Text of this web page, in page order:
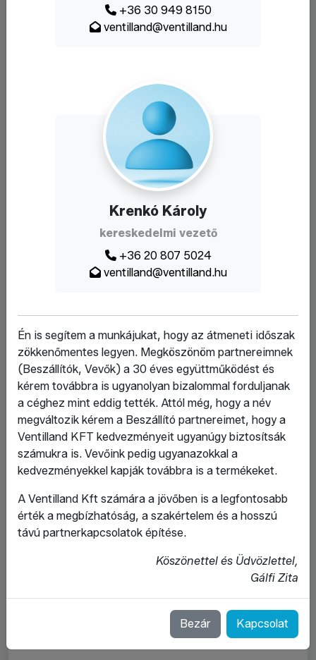
+36 30 949 8150
ventilland@ventilland.hu
Krenkó Károly
kereskedelmi vezető
+36 20 807 5024
ventilland@ventilland.hu
Én is segítem a munkájukat, hogy az átmeneti időszak
zökkenőmentes legyen. Megköszönöm partnereimnek
(Beszállítók, Vevők) a 30 éves együttműködést és
kérem továbbra is ugyanolyan bizalommal forduljanak
a céghez mint eddig tették. Attól még, hogy a név
megváltozik kérem a Beszállító partnereimet, hogy a
Ventilland KFT kedvezményeit ugyanúgy biztosítsák
számukra is. Vevőink pedig ugyanazokkal a
kedvezményekkel kapják továbbra is a termékeket.
A Ventilland Kft számára a jövőben is a legfontosabb
érték a megbízhatóság, a szakértelem és a hosszú
távú partnerkapcsolatok építése.
Köszönettel és Üdvözlettel,
Gálfi Zita
Bezár Kapcsolat